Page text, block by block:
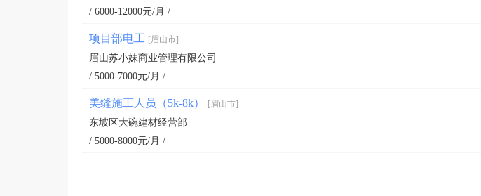
/ 6000-12000元/月 /
项目部电工 [眉山市]
眉山苏小妹商业管理有限公司
/ 5000-7000元/月 /
美缝施工人员（5k-8k） [眉山市]
东坡区大碗建材经营部
/ 5000-8000元/月 /